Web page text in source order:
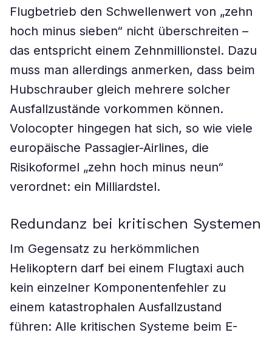
Flugbetrieb den Schwellenwert von „zehn
hoch minus sieben“ nicht überschreiten –
das entspricht einem Zehnmillionstel. Dazu
muss man allerdings anmerken, dass beim
Hubschrauber gleich mehrere solcher
Ausfallzustände vorkommen können.
Volocopter hingegen hat sich, so wie viele
europäische Passagier-Airlines, die
Risikoformel „zehn hoch minus neun“
verordnet: ein Milliardstel.
Redundanz bei kritischen Systemen
Im Gegensatz zu herkömmlichen
Helikoptern darf bei einem Flugtaxi auch
kein einzelner Komponentenfehler zu
einem katastrophalen Ausfallzustand
führen: Alle kritischen Systeme beim E-